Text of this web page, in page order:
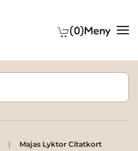
(0)Meny
Majas Lyktor Citatkort